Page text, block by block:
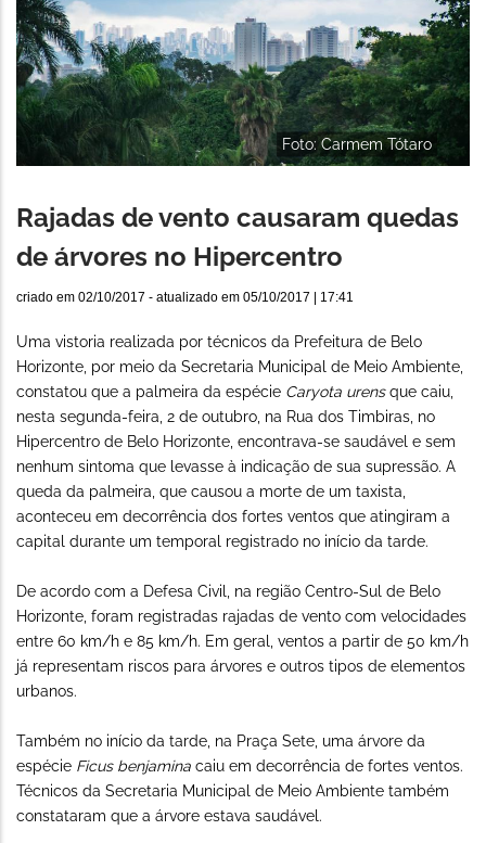
Foto: Carmem Tótaro
Rajadas de vento causaram quedas
de árvores no Hipercentro
criado em 02/10/2017 - atualizado em 05/10/2017 | 17:41
Uma vistoria realizada por técnicos da Prefeitura de Belo
Horizonte, por meio da Secretaria Municipal de Meio Ambiente,
constatou que a palmeira da espécie Caryota urensque caiu,
nesta segunda-feira, 2 de outubro, na Rua dos Timbiras, no
Hipercentro de Belo Horizonte, encontrava-se saudável e sem
nenhum sintoma que levasse à indicação de sua supressão. A
queda da palmeira, que causou a morte de um taxista,
aconteceu em decorrência dos fortes ventos que atingiram a
capital durante um temporal registrado no início da tarde.
De acordo com a Defesa Civil, na região Centro-Sul de Belo
Horizonte, foram registradas rajadas de vento com velocidades
entre 60 km/h e 85 km/h. Em geral, ventos a partir de 50 km/h
já representam riscos para árvores e outros tipos de elementos
urbanos.
Também no início da tarde, na Praça Sete, uma árvore da
espécie Ficus benjamina caiu em decorrência de fortes ventos.
Técnicos da Secretaria Municipal de Meio Ambiente também
constataram que a árvore estava saudável.